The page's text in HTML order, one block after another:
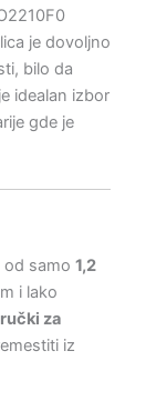
je dovoljno
bilo da
idealan izbor
gde je
od samo 1,2
i lako
za
iz